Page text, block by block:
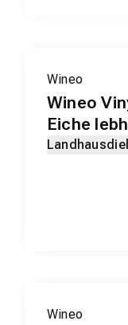
Wineo
Wineo
Eiche
Wineo